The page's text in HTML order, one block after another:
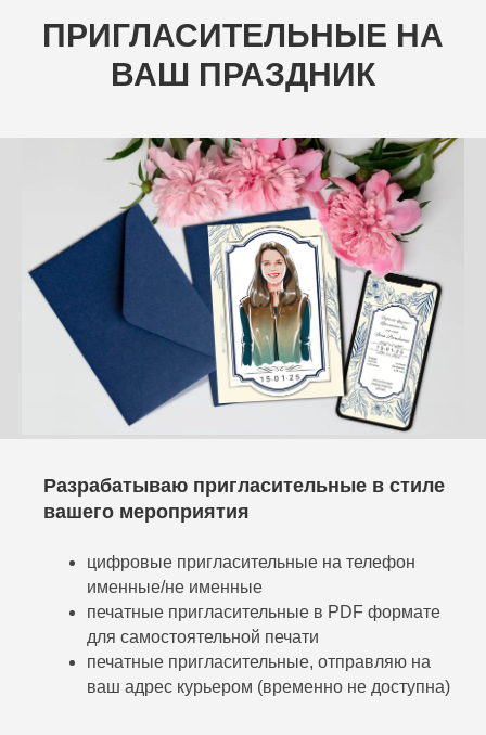
ПРИГЛАСИТЕЛЬНЫЕ НА
ВАШ ПРАЗДНИК
Разрабатываю пригласительные в стиле
вашего мероприятия
цифровые пригласительные на телефон
именные/не именные
печатные пригласительные в PDF формате
для самостоятельной печати
печатные пригласительные, отправляю на
ваш адрес курьером (временно не доступна)